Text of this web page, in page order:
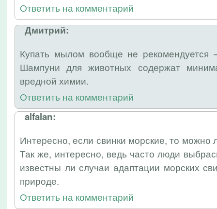
Ответить на комментарий
Дмитрий:
Купать мылом вообще не
Шампуни для животных содержат
вредной химии.
Ответить на комментарий
alfalan:
Интересно, если свинки морские, то можно
Так же, интересно, ведь часто люди
известны ли случаи адаптации морских
природе.
Ответить на комментарий